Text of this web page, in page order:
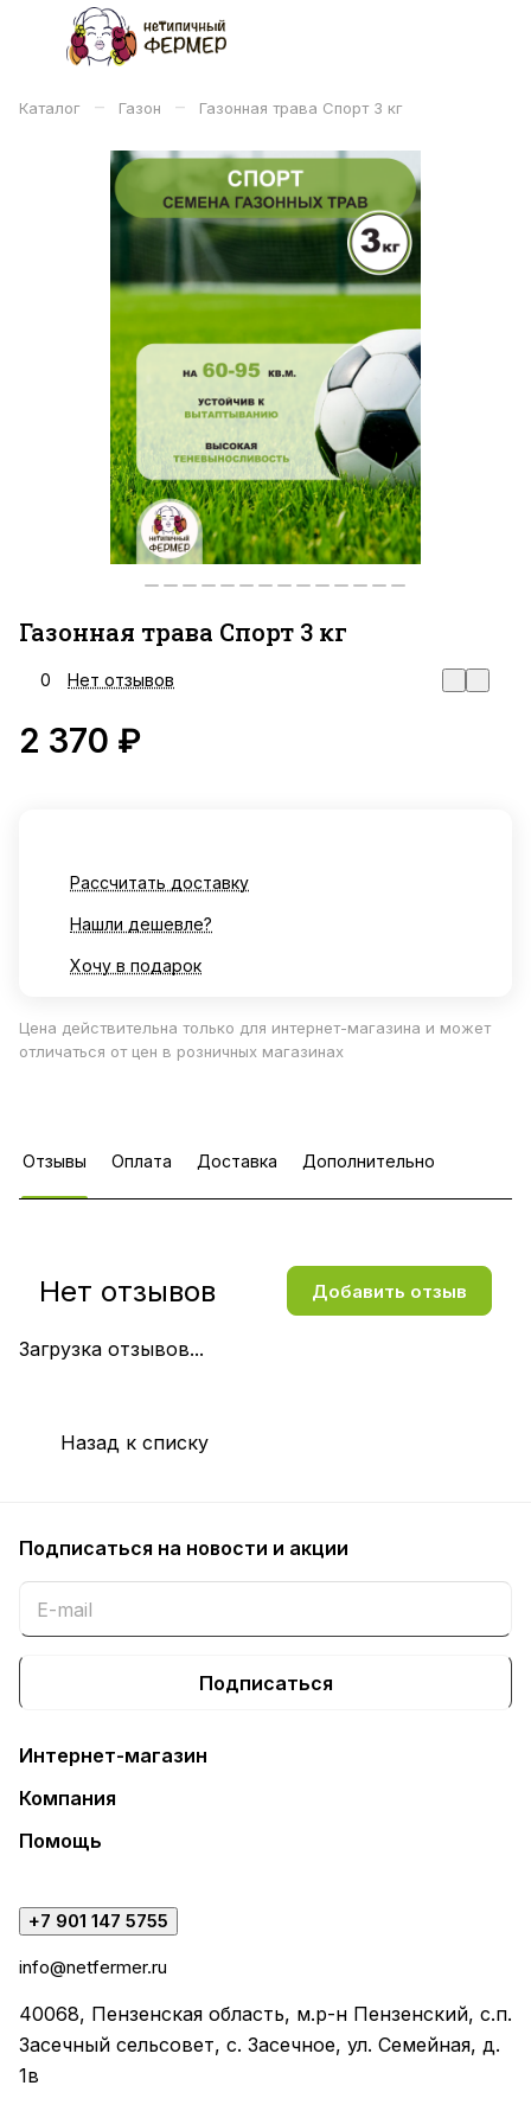
Каталог – Газон – Газонная трава Спорт 3 кг
Газонная трава Спорт 3 кг
0 Нет отзывов
2 370 ₽
Рассчитать доставку
Нашли дешевле?
Хочу в подарок
Цена действительна только для интернет-магазина и может
отличаться от цен в розничных магазинах
Отзывы Оплата Доставка Дополнительно
Загрузка отзывов...
Нет отзывов Добавить отзыв
Назад к списку
Подписаться на новости и акции
Подписаться
Интернет-магазин
Компания
Помощь
+7 901 147 5755
info@netfermer.ru
40068, Пензенская область, м.р-н Пензенский, с.п.
Засечный сельсовет, с. Засечное, ул. Семейная, д.
1в